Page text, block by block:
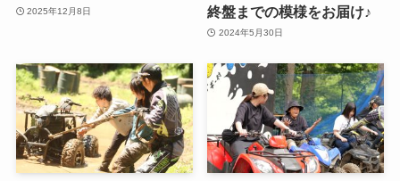
2025年12月8日
終盤までの模様をお届け♪
2024年5月30日